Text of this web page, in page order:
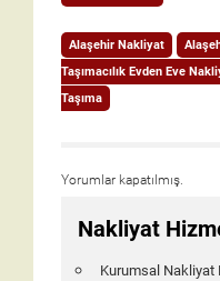
Alaşehir Nakliyat
Taşımacılık Evden Eve
Taşıma
Yorumlar kapatılmış.
Nakliyat
Kurumsal Nakliyat